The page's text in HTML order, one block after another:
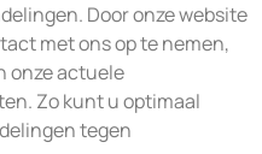
Door onze website
met ons op te nemen,
onze actuele
Zo kunt u optimaal
tegen